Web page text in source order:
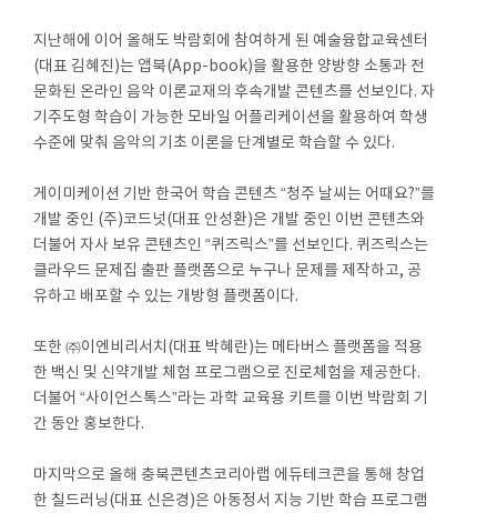
지난해에 이어 올해도 박람회에 참여하게 된 예술융합교육센터
(대표 김혜진)는 앱북(App-book)을 활용한 양방향 소통과 전
문화된 온라인 음악 이론교재의 후속개발 콘텐츠를 선보인다. 자
기주도형 학습이 가능한 모바일 어플리케이션을 활용하여 학생
수준에 맞춰 음악의 기초 이론을 단계별로 학습할 수 있다.
게이미케이션 기반 한국어 학습 콘텐츠 “청주 날씨는 어때요?”를
개발 중인 (주)코드넛(대표 안성환)은 개발 중인 이번 콘텐츠와
더불어 자사 보유 콘텐츠인 “퀴즈릭스”를 선보인다. 퀴즈릭스는
클라우드 문제집 출판 플랫폼으로 누구나 문제를 제작하고, 공
유하고 배포할 수 있는 개방형 플랫폼이다.
또한 ㈜이엔비리서치(대표 박혜란)는 메타버스 플랫폼을 적용
한 백신 및 신약개발 체험 프로그램으로 진로체험을 제공한다.
더불어 “사이언스톡스”라는 과학 교육용 키트를 이번 박람회 기
간 동안 홍보한다.
마지막으로 올해 충북콘텐츠코리아랩 에듀테크콘을 통해 창업
한 칠드러닝(대표 신은경)은 아동정서 지능 기반 학습 프로그램